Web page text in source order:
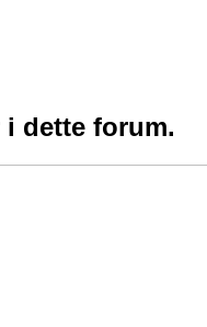
dette forum.